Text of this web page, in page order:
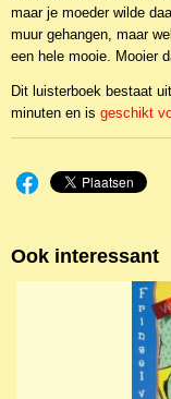
maar je moeder wilde
muur gehangen, maar
een hele mooie. Mooier
Dit luisterboek bestaat
minuten en is geschikt
Ook interessant